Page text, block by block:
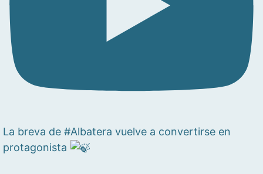
La breva de #Albatera vuelve a convertirse en
protagonista